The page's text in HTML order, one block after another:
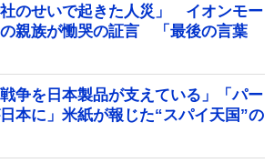
社のせいで起きた人災」 イオンモー
親族が慟哭の証言 「最後の言葉
戦争を日本製品が支えている」「パー
日本に」米紙が報じた“スパイ天国”の